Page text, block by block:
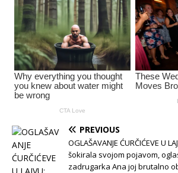
PREVIOUS
OGLAŠAVANJE ĆURČIĆEVE U
šokirala svojom pojavom,
zadrugarka Ana joj brutalno